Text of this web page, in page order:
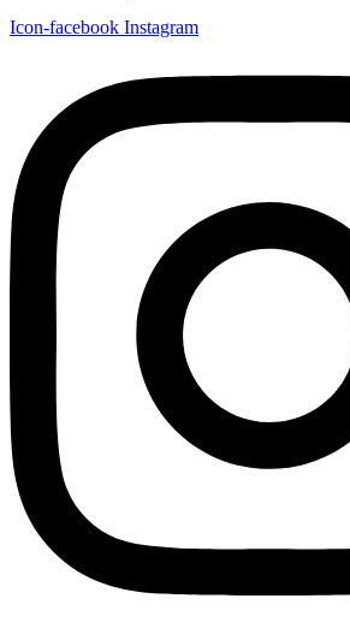
Icon-facebook Instagram